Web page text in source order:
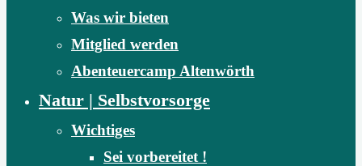
Was wir bieten
Mitglied werden
Abenteuercamp Altenwörth
Natur | Selbstvorsorge
Wichtiges
Sei vorbereitet !